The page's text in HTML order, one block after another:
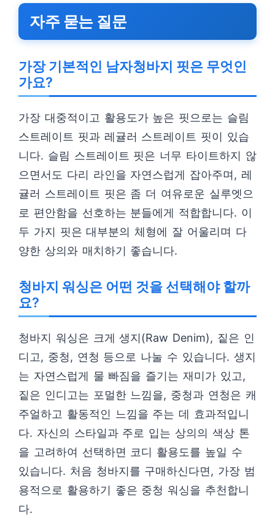
자주 묻는 질문
가장 기본적인 남자청바지 핏은 무엇인
가요?
가장 대중적이고 활용도가 높은 핏으로는 슬림
스트레이트 핏과 레귤러 스트레이트 핏이 있습
니다. 슬림 스트레이트 핏은 너무 타이트하지 않
으면서도 다리 라인을 자연스럽게 잡아주며, 레
귤러 스트레이트 핏은 좀 더 여유로운 실루엣으
로 편안함을 선호하는 분들에게 적합합니다. 이
두 가지 핏은 대부분의 체형에 잘 어울리며 다
양한 상의와 매치하기 좋습니다.
청바지 워싱은 어떤 것을 선택해야 할까
요?
청바지 워싱은 크게 생지(Raw Denim), 짙은 인
디고, 중청, 연청 등으로 나눌 수 있습니다. 생지
는 자연스럽게 물 빠짐을 즐기는 재미가 있고,
짙은 인디고는 포멀한 느낌을, 중청과 연청은 캐
주얼하고 활동적인 느낌을 주는 데 효과적입니
다. 자신의 스타일과 주로 입는 상의의 색상 톤
을 고려하여 선택하면 코디 활용도를 높일 수
있습니다. 처음 청바지를 구매하신다면, 가장 범
용적으로 활용하기 좋은 중청 워싱을 추천합니
다.